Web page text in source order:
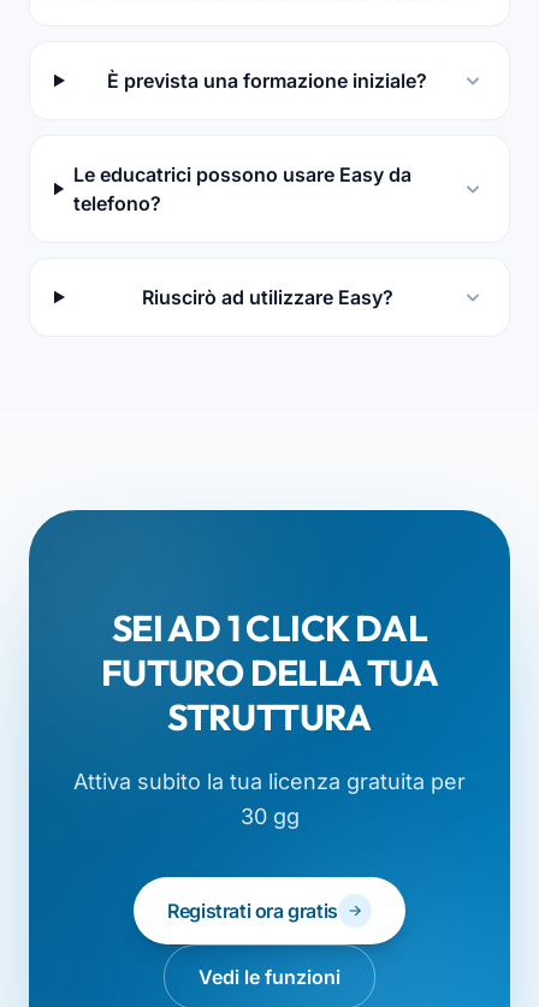
È prevista una formazione iniziale?
Le educatrici possono usare Easy da
telefono?
Riuscirò ad utilizzare Easy?
SEI AD 1 CLICK DAL
FUTURO DELLA TUA
STRUTTURA
Attiva subito la tua licenza gratuita per
30 gg
Registrati ora gratis
Vedi le funzioni